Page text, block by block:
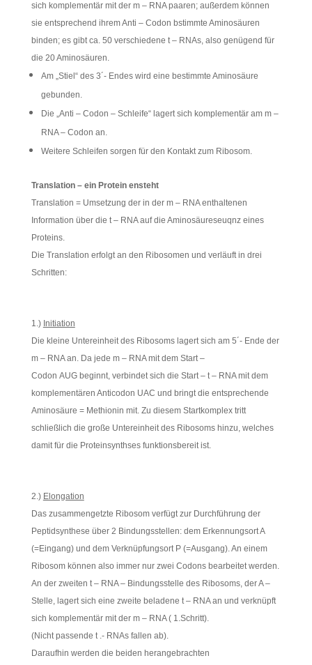
sich komplementär mit der m – RNA paaren; außerdem können
sie entsprechend ihrem Anti – Codon bstimmte Aminosäuren
binden; es gibt ca. 50 verschiedene t – RNAs, also genügend für
die 20 Aminosäuren.
Am „Stiel“ des 3´- Endes wird eine bestimmte Aminosäure
gebunden.
Die „Anti – Codon – Schleife“ lagert sich komplementär am m –
RNA – Codon an.
Weitere Schleifen sorgen für den Kontakt zum Ribosom.
Translation – ein Protein ensteht
Translation = Umsetzung der in der m – RNA enthaltenen
Information über die t – RNA auf die Aminosäureseuqnz eines
Proteins.
Die Translation erfolgt an den Ribosomen und verläuft in drei
Schritten:
1.) Initiation
Die kleine Untereinheit des Ribosoms lagert sich am 5´- Ende der
m – RNA an. Da jede m – RNA mit dem Start –
Codon AUG beginnt, verbindet sich die Start – t – RNA mit dem
komplementären Anticodon UAC und bringt die entsprechende
Aminosäure = Methionin mit. Zu diesem Startkomplex tritt
schließlich die große Untereinheit des Ribosoms hinzu, welches
damit für die Proteinsynthses funktionsbereit ist.
2.) Elongation
Das zusammengetzte Ribosom verfügt zur Durchführung der
Peptidsynthese über 2 Bindungsstellen: dem Erkennungsort A
(=Eingang) und dem Verknüpfungsort P (=Ausgang). An einem
Ribosom können also immer nur zwei Codons bearbeitet werden.
An der zweiten t – RNA – Bindungsstelle des Ribosoms, der A –
Stelle, lagert sich eine zweite beladene t – RNA an und verknüpft
sich komplementär mit der m – RNA ( 1.Schritt).
(Nicht passende t .- RNAs fallen ab).
Daraufhin werden die beiden herangebrachten